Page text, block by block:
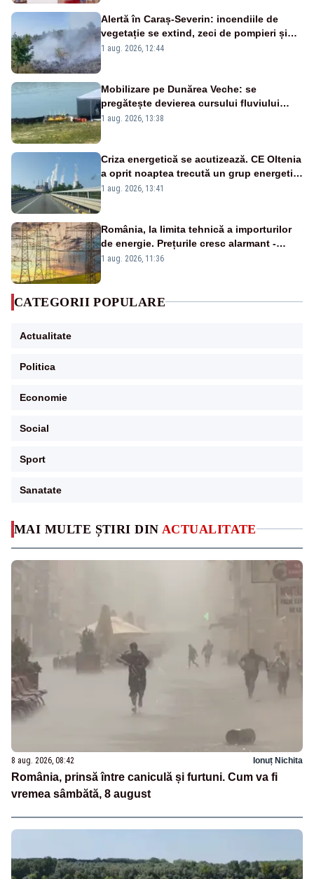
MAI MULTE ȘTIRI DIN ACTUALITATE
8 aug. 2026, 08:42 Ionuț Nichita
România, prinsă între caniculă și furtuni. Cum va fi
vremea sâmbătă, 8 august
Alertă în Caraș-Severin: incendiile de
vegetație se extind, zeci de pompieri și
silvicultori se luptă cu flăcările - VIDEO
1 aug. 2026, 12:44
Mobilizare pe Dunărea Veche: se
pregătește devierea cursului fluviului
către Cernavodă – VIDEO
1 aug. 2026, 13:38
Criza energetică se acutizează. CE Oltenia
a oprit noaptea trecută un grup energetic
de la Rovinari
1 aug. 2026, 13:41
România, la limita tehnică a importurilor
de energie. Prețurile cresc alarmant -
Analiză Realitatea Plus
1 aug. 2026, 11:36
CATEGORII POPULARE
Actualitate
Politica
Economie
Social
Sport
Sanatate